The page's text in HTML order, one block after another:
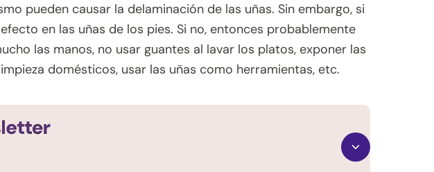
pueden causar la delaminación de las uñas. Sin embargo, si
en las uñas de los pies. Si no, entonces probablemente
las manos, no usar guantes al lavar los platos, exponer las
domésticos, usar las uñas como herramientas, etc.